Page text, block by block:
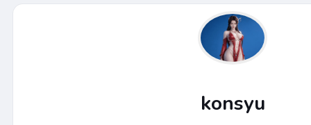
konsyu